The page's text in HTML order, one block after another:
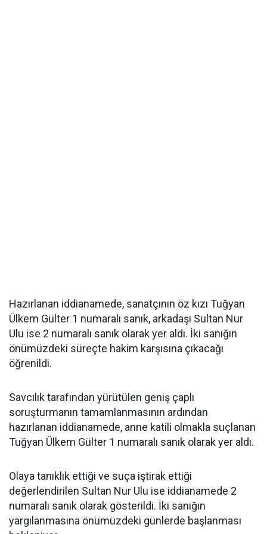
Hazırlanan iddianamede, sanatçının öz kızı Tuğyan
Ülkem Gülter 1 numaralı sanık, arkadaşı Sultan Nur
Ulu ise 2 numaralı sanık olarak yer aldı. İki sanığın
önümüzdeki süreçte hakim karşısına çıkacağı
öğrenildi.
Savcılık tarafından yürütülen geniş çaplı
soruşturmanın tamamlanmasının ardından
hazırlanan iddianamede, anne katili olmakla suçlanan
Tuğyan Ülkem Gülter 1 numaralı sanık olarak yer aldı.
Olaya tanıklık ettiği ve suça iştirak ettiği
değerlendirilen Sultan Nur Ulu ise iddianamede 2
numaralı sanık olarak gösterildi. İki sanığın
yargılanmasına önümüzdeki günlerde başlanması